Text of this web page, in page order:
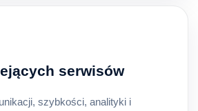
serwisów
szybkości, analityki i